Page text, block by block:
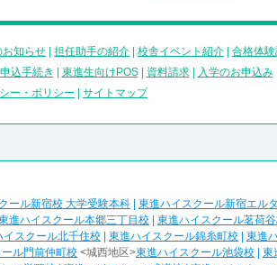
お知らせ 担任助手の紹介 校舎イベント紹介 合格体
込手続き 東進生向けPOS| 資料請求|
入学のお申込み
ー・ポリシー サイトマップ
ール新宿校 大学受験本科 東進ハイスクール新宿エル
進ハイスクール本郷三丁目校
東進ハイスクール茗荷
イスクール北千住校 東進ハイスクール錦糸町校 東進
ル門前仲町校 <城西地区>東進ハイスクール池袋校 東